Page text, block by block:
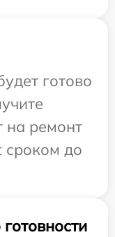
готово
на ремонт
сроком до